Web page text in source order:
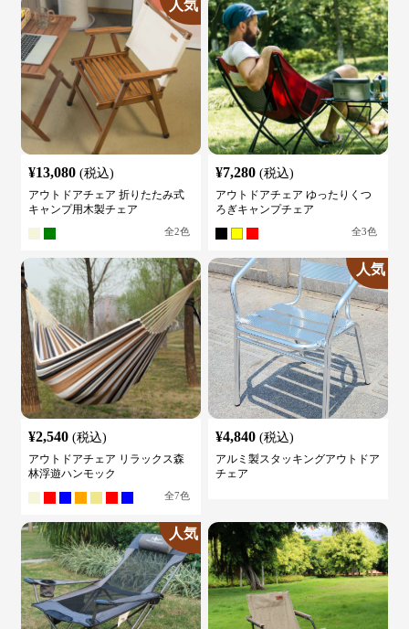
人気
¥13,080 (税込)
アウトドアチェア 折りたたみ式
キャンプ用木製チェア
全2色
¥7,280 (税込)
アウトドアチェア ゆったりくつ
ろぎキャンプチェア
全3色
¥2,540 (税込)
アウトドアチェア リラックス森
林浮遊ハンモック
全7色
人気
¥4,840 (税込)
アルミ製スタッキングアウトドア
チェア
人気